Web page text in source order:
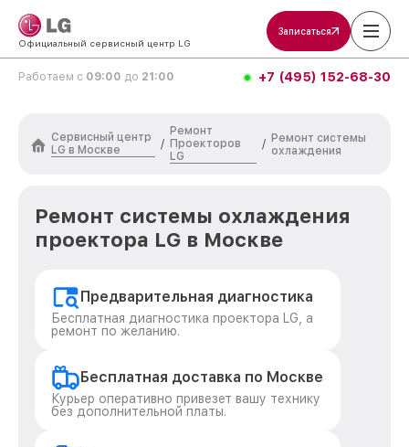
Официальный сервисный центр LG
Записаться
Работаем с 09:00 до 21:00 +7 (495) 152-68-30
Сервисный центр
LG в Москве
/
Ремонт
Проекторов
LG
/ Ремонт системы
охлаждения
Ремонт системы охлаждения
проектора LG в Москве
Предварительная диагностика
Бесплатная диагностика проектора LG, а
ремонт по желанию.
Бесплатная доставка по Москве
Курьер оперативно привезет вашу технику
без дополнительной платы.